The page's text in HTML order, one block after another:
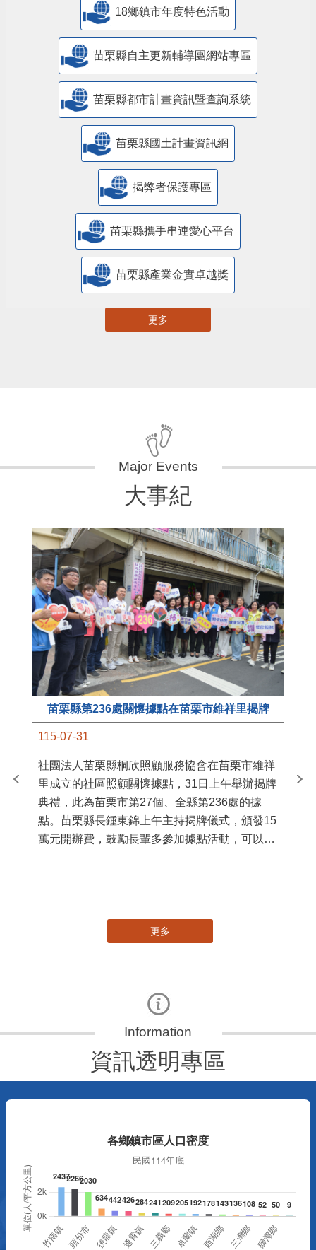
18鄉鎮市年度特色活動
苗栗縣自主更新輔導團網站專區
苗栗縣都市計畫資訊暨查詢系統
苗栗縣國土計畫資訊網
揭弊者保護專區
苗栗縣攜手串連愛心平台
苗栗縣產業金實卓越獎
更多
大事紀
苗栗縣第236處關懷據點在苗栗市維祥里揭牌
115-07-31
社團法人苗栗縣桐欣照顧服務協會在苗栗市維祥
里成立的社區照顧關懷據點，31日上午舉辦揭牌
典禮，此為苗栗市第27個、全縣第236處的據
點。苗栗縣長鍾東錦上午主持揭牌儀式，頒發15
萬元開辦費，鼓勵長輩多參加據點活動，可以更
苗
更多
資訊透明專區